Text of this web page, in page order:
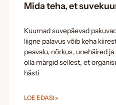
Mida teha, et
Kuumad suvepäevad
liigne palavus võib keha
peavalu, nõrkus, unehäired
olla märgid sellest, et
hästi
LOE EDASI »